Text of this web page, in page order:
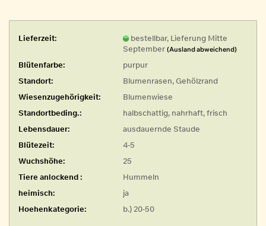
Lieferzeit:
bestellbar, Lieferung Mitte
September (Ausland abweichend)
Blütenfarbe:
purpur
Standort:
Blumenrasen, Gehölzrand
Wiesenzugehörigkeit:
Blumenwiese
Standortbeding.:
halbschattig, nahrhaft, frisch
Lebensdauer:
ausdauernde Staude
Blütezeit:
4-5
Wuchshöhe:
25
Tiere anlockend :
Hummeln
heimisch:
ja
Hoehenkategorie:
b.) 20-50